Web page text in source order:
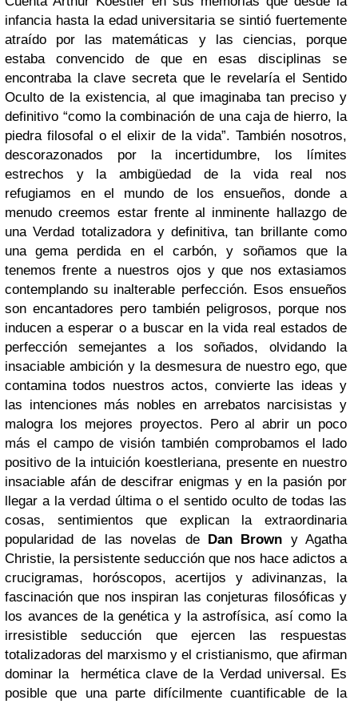
infancia hasta la edad universitaria se sintió fuertemente
atraído por las matemáticas y las ciencias, porque
estaba convencido de que en esas disciplinas se
encontraba la clave secreta que le revelaría el Sentido
Oculto de la existencia, al que imaginaba tan preciso y
definitivo “como la combinación de una caja de hierro, la
piedra filosofal o el elixir de la vida”. También nosotros,
descorazonados por la incertidumbre, los límites
estrechos y la ambigüedad de la vida real nos
refugiamos en el mundo de los ensueños, donde a
menudo creemos estar frente al inminente hallazgo de
una Verdad totalizadora y definitiva, tan brillante como
una gema perdida en el carbón, y soñamos que la
tenemos frente a nuestros ojos y que nos extasiamos
contemplando su inalterable perfección. Esos ensueños
son encantadores pero también peligrosos, porque nos
inducen a esperar o a buscar en la vida real estados de
perfección semejantes a los soñados, olvidando la
insaciable ambición y la desmesura de nuestro ego, que
contamina todos nuestros actos, convierte las ideas y
las intenciones más nobles en arrebatos narcisistas y
malogra los mejores proyectos. Pero al abrir un poco
más el campo de visión también comprobamos el lado
positivo de la intuición koestleriana, presente en nuestro
insaciable afán de descifrar enigmas y en la pasión por
llegar a la verdad última o el sentido oculto de todas las
cosas, sentimientos que explican la extraordinaria
popularidad de las novelas de Dan Brown y Agatha
Christie, la persistente seducción que nos hace adictos a
crucigramas, horóscopos, acertijos y adivinanzas, la
fascinación que nos inspiran las conjeturas filosóficas y
los avances de la genética y la astrofísica, así como la
irresistible seducción que ejercen las respuestas
totalizadoras del marxismo y el cristianismo, que afirman
dominar la hermética clave de la Verdad universal. Es
posible que una parte difícilmente cuantificable de la